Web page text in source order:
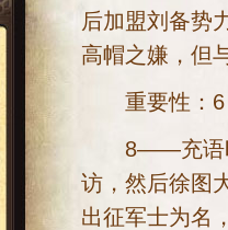
后加盟刘备势
高帽之嫌，但
重要性：6
8——充语昭
访，然后徐图
出征军士为名